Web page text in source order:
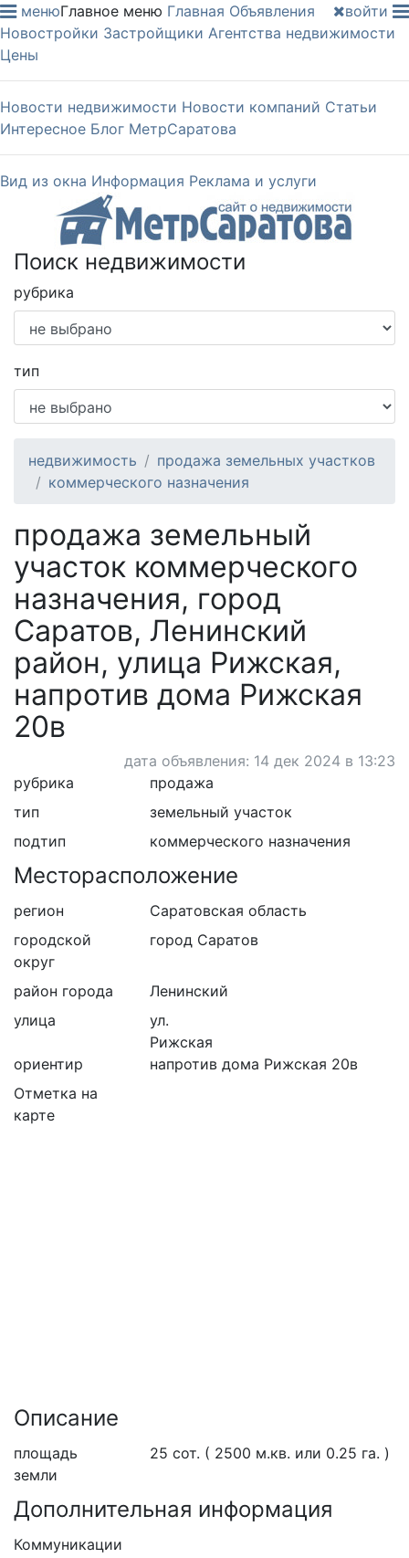
войти
менюГлавное меню Главная Объявления
Новостройки Застройщики Агентства недвижимости
Цены
Новости недвижимости Новости компаний Статьи
Интересное Блог МетрСаратова
Вид из окна Информация Реклама и услуги
Поиск недвижимости
рубрика
тип
недвижимость
продажа земельных участков
коммерческого назначения
продажа земельный
участок коммерческого
назначения, город
Саратов, Ленинский
район, улица Рижская,
напротив дома Рижская
20в
дата объявления: 14 дек 2024 в 13:23
рубрика
продажа
тип
земельный участок
подтип
коммерческого назначения
Месторасположение
регион
Саратовская область
городской
округ
город Саратов
район города
Ленинский
улица
ул.
Рижская
ориентир
напротив дома Рижская 20в
Отметка на
карте
Описание
площадь
земли
25сот. ( 2500 м.кв. или 0.25 га. )
Дополнительная информация
Коммуникации